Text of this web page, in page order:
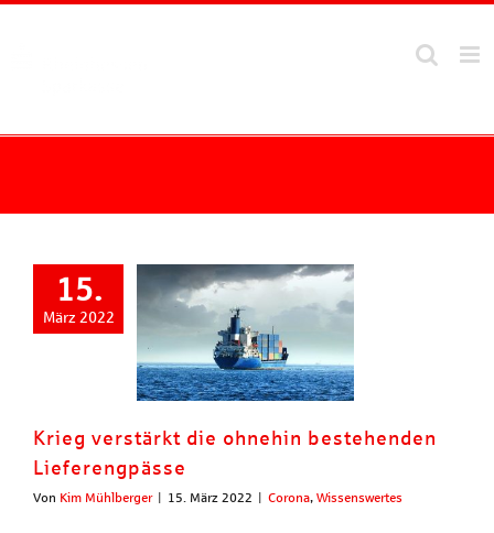
Zum
15.
März 2022
Krieg verstärkt die ohnehin bestehenden
Lieferengpässe
Von Kim Mühlberger | 15. März 2022 | Corona, Wissenswertes